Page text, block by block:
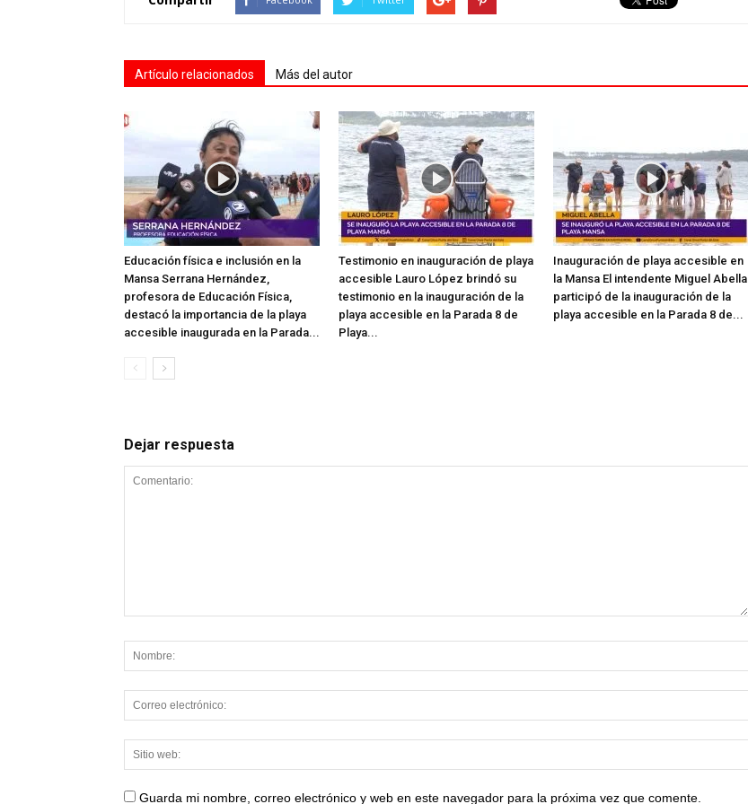
Artículo relacionados Más del autor
Educación física e inclusión en la
Mansa Serrana Hernández,
profesora de Educación Física,
destacó la importancia de la playa
accesible inaugurada en la Parada...
Testimonio en inauguración de playa
accesible Lauro López brindó su
testimonio en la inauguración de la
playa accesible en la Parada 8 de
Playa...
Inauguración de playa accesible en
la Mansa El intendente Miguel Abella
participó de la inauguración de la
playa accesible en la Parada 8 de...
Dejar respuesta
Guarda mi nombre, correo electrónico y web en este navegador para la próxima vez que comente.